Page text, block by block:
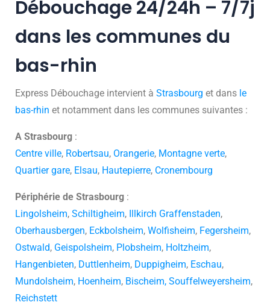
Débouchage 24/24h – 7/7j
dans les communes du
bas-rhin
Express Débouchage intervient à Strasbourg et dans le
bas-rhin et notamment dans les communes suivantes :
A Strasbourg :
Centre ville, Robertsau, Orangerie, Montagne verte,
Quartier gare, Elsau, Hautepierre, Cronembourg
Périphérie de Strasbourg :
Lingolsheim, Schiltigheim, Illkirch Graffenstaden,
Oberhausbergen, Eckbolsheim, Wolfisheim, Fegersheim,
Ostwald, Geispolsheim, Plobsheim, Holtzheim,
Hangenbieten, Duttlenheim, Duppigheim, Eschau,
Mundolsheim, Hoenheim, Bischeim, Souffelweyersheim,
Reichstett